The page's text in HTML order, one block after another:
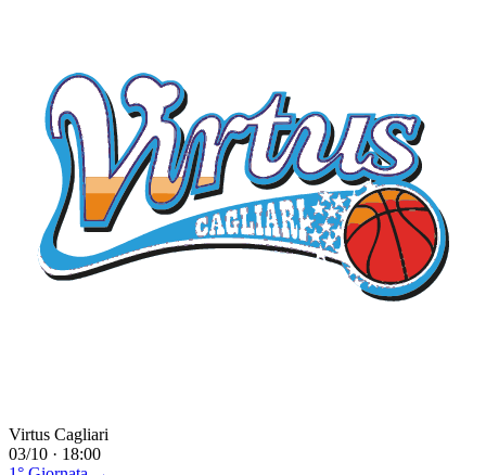
Virtus Cagliari
03/10 · 18:00